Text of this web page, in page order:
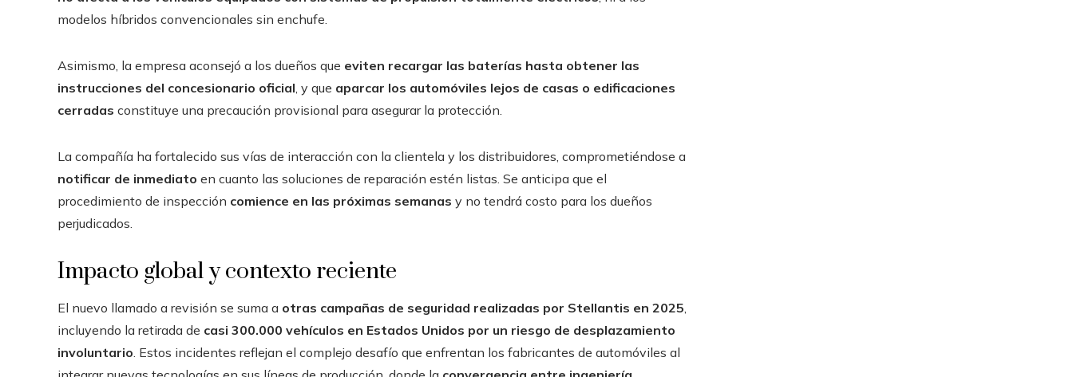
modelos híbridos convencionales sin enchufe.
Asimismo, la empresa aconsejó a los dueños que eviten recargar las baterías hasta obtener las
instrucciones del concesionario oficial, y que aparcar los automóviles lejos de casas o edificaciones
cerradas constituye una precaución provisional para asegurar la protección.
La compañía ha fortalecido sus vías de interacción con la clientela y los distribuidores, comprometiéndose a
notificar de inmediato en cuanto las soluciones de reparación estén listas. Se anticipa que el
procedimiento de inspección comience en las próximas semanas y no tendrá costo para los dueños
perjudicados.
Impacto global y contexto reciente
El nuevo llamado a revisión se suma a otras campañas de seguridad realizadas por Stellantis en 2025,
incluyendo la retirada de casi 300.000 vehículos en Estados Unidos por un riesgo de desplazamiento
involuntario. Estos incidentes reflejan el complejo desafío que enfrentan los fabricantes de automóviles al